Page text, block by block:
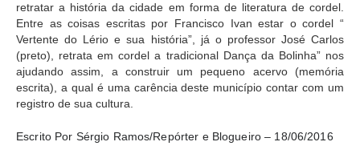
retratar a história da cidade em forma de literatura de cordel.
Entre as coisas escritas por Francisco Ivan estar o cordel “
Vertente do Lério e sua história”, já o professor José Carlos
(preto), retrata em cordel a tradicional Dança da Bolinha” nos
ajudando assim, a construir um pequeno acervo (memória
escrita), a qual é uma carência deste município contar com um
registro de sua cultura.
Escrito Por Sérgio Ramos/Repórter e Blogueiro – 18/06/2016